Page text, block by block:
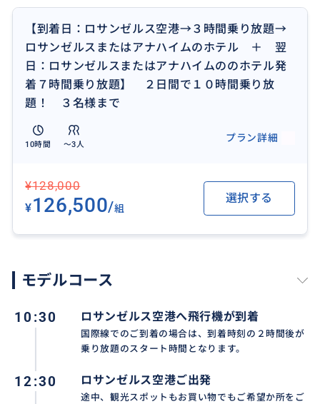
〇翌日お迎え時間〇
ご希望時間をお知らせください。
〇翌日お迎えポイント〇
ご滞在ホテル正面玄関
〇乗り放題〇
含め３時間乗り放題、そして翌日はホテル発着７時間
乗り放題！
ロサンゼルス空港への到着時刻から起算してお迎え時
後、国際線で２時間後が空港からの出発時刻となりま
すが、お荷物お受け取り、入国審査・税関検査等でお
時間がかかりお迎え時刻にご出発頂けない場合でも指
定の出発時間からの７時間チャーターとなりますので
ご了承下さい。
【到着日：ロサンゼルス空港→３時間乗り放題→
ロサンゼルスまたはアナハイムのホテル ＋ 翌
日：ロサンゼルスまたはアナハイムののホテル発
着７時間乗り放題】 ２日間で１０時間乗り放
題！ ３名様まで
10時間 〜3人
プラン詳細
¥128,000
¥126,500/組
選択する
モデルコース
10:30 ロサンゼルス空港へ飛行機が到着
国際線でのご到着の場合は、到着時刻の２時間後が
乗り放題のスタート時間となります。
12:30 ロサンゼルス空港ご出発
途中、観光スポットもお買い物でもご希望か所をご